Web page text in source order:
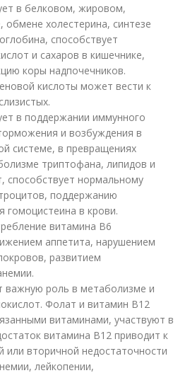
в белковом, жировом,
холестерина, синтезе
способствует
и сахаров в кишечнике,
коры надпочечников.
кислоты может вести к
в поддержании иммунного
и возбуждения в
системе, в превращениях
триптофана, липидов и
способствует нормальному
поддержанию
гомоцистеина в крови.
витамина В6
аппетита, нарушением
развитием
важную роль в метаболизме и
Фолат и витамин В12
витаминами, участвуют в
витамина В12 приводит к
или вторичной недостаточности
лейкопении,